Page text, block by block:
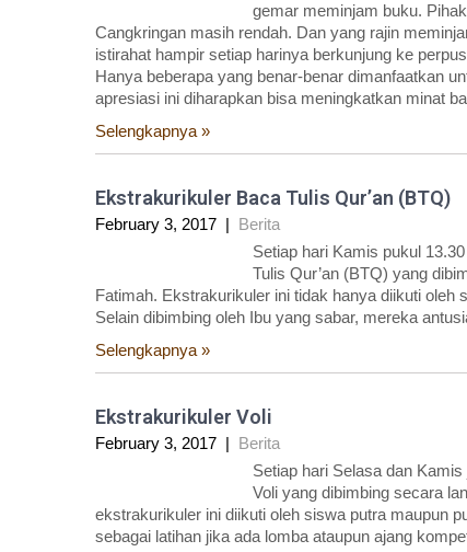
gemar meminjam buku.
Cangkringan masih rendah. Dan yang rajin
istirahat hampir setiap harinya berkunjung ke
Hanya beberapa yang benar-benar dimanfaatkan
apresiasi ini diharapkan bisa meningkatkan minat
Selengkapnya »
Ekstrakurikuler Baca Tulis Qur’an (BTQ)
February 3, 2017 | Berita
Setiap hari Kamis pukul
Tulis Qur’an (BTQ) yang
Fatimah. Ekstrakurikuler ini tidak hanya diikuti
Selain dibimbing oleh Ibu yang sabar, mereka
Selengkapnya »
Ekstrakurikuler Voli
February 3, 2017 | Berita
Setiap hari Selasa dan
Voli yang dibimbing secara
ekstrakurikuler ini diikuti oleh siswa putra maupun
sebagai latihan jika ada lomba ataupun ajang